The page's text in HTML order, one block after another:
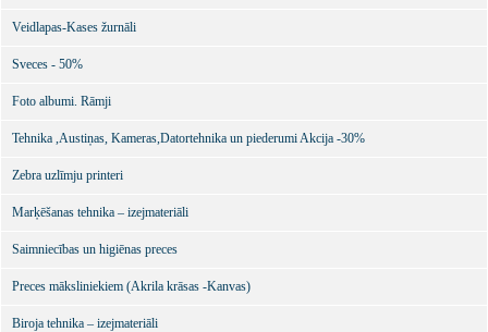
Veidlapas-Kases žurnāli
Sveces - 50%
Foto albumi. Rāmji
Tehnika ,Austiņas, Kameras,Datortehnika un piederumi Akcija -30%
Zebra uzlīmju printeri
Marķēšanas tehnika – izejmateriāli
Saimniecības un higiēnas preces
Preces māksliniekiem (Akrila krāsas -Kanvas)
Biroja tehnika – izejmateriāli